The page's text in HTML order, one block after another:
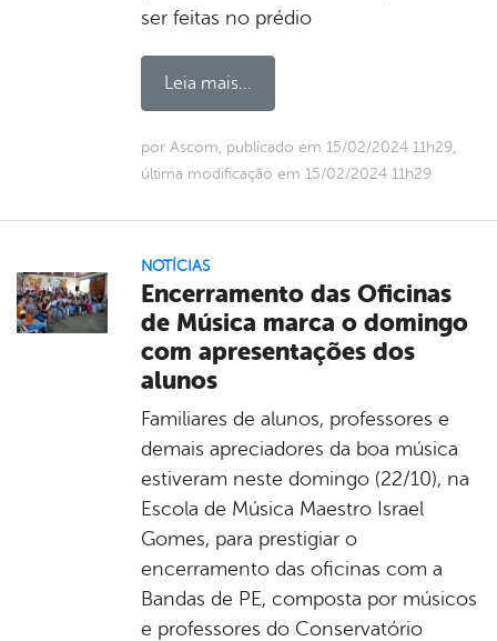
ser feitas no prédio
Leia mais...
por Ascom, publicado em 15/02/2024 11h29,
última modificação em 15/02/2024 11h29
NOTÍCIAS
Encerramento das Oficinas
de Música marca o domingo
com apresentações dos
alunos
Familiares de alunos, professores e
demais apreciadores da boa música
estiveram neste domingo (22/10), na
Escola de Música Maestro Israel
Gomes, para prestigiar o
encerramento das oficinas com a
Bandas de PE, composta por músicos
e professores do Conservatório